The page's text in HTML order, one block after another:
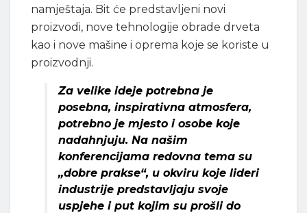
namještaja. Bit će predstavljeni novi
proizvodi, nove tehnologije obrade drveta
kao i nove mašine i oprema koje se koriste u
proizvodnji.
Za velike ideje potrebna je
posebna, inspirativna atmosfera,
potrebno je mjesto i osobe koje
nadahnjuju. Na našim
konferencijama redovna tema su
„dobre prakse“, u okviru koje lideri
industrije predstavljaju svoje
uspjehe i put kojim su prošli do